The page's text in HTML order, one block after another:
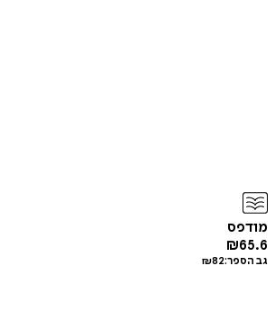
מודפס
₪65.6
גב הספר: ₪82